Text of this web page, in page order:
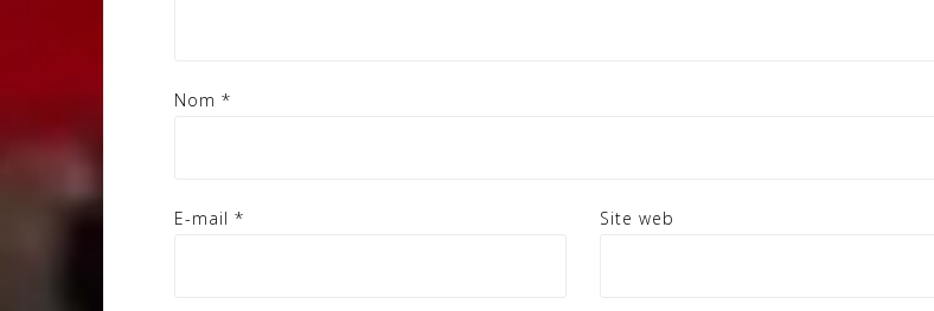
Nom *
E-mail * Site web